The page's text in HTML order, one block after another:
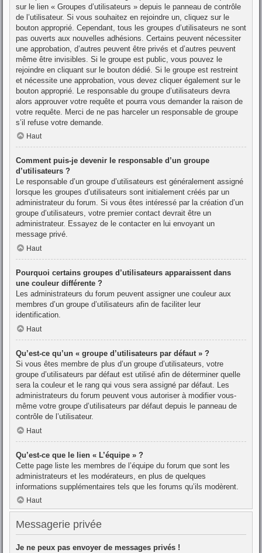
sur le lien « Groupes d’utilisateurs » depuis le panneau de contrôle
de l’utilisateur. Si vous souhaitez en rejoindre un, cliquez sur le
bouton approprié. Cependant, tous les groupes d’utilisateurs ne sont
pas ouverts aux nouvelles adhésions. Certains peuvent nécessiter
une approbation, d’autres peuvent être privés et d’autres peuvent
même être invisibles. Si le groupe est public, vous pouvez le
rejoindre en cliquant sur le bouton dédié. Si le groupe est restreint
et nécessite une approbation, vous devez cliquer également sur le
bouton approprié. Le responsable du groupe d’utilisateurs devra
alors approuver votre requête et pourra vous demander la raison de
votre requête. Merci de ne pas harceler un responsable de groupe
s’il refuse votre demande.
Haut
Comment puis-je devenir le responsable d’un groupe
d’utilisateurs ?
Le responsable d’un groupe d’utilisateurs est généralement assigné
lorsque les groupes d’utilisateurs sont initialement créés par un
administrateur du forum. Si vous êtes intéressé par la création d’un
groupe d’utilisateurs, votre premier contact devrait être un
administrateur. Essayez de le contacter en lui envoyant un
message privé.
Haut
Pourquoi certains groupes d’utilisateurs apparaissent dans
une couleur différente ?
Les administrateurs du forum peuvent assigner une couleur aux
membres d’un groupe d’utilisateurs afin de faciliter leur
identification.
Haut
Qu’est-ce qu’un « groupe d’utilisateurs par défaut » ?
Si vous êtes membre de plus d’un groupe d’utilisateurs, votre
groupe d’utilisateurs par défaut est utilisé afin de déterminer quelle
sera la couleur et le rang qui vous sera assigné par défaut. Les
administrateurs du forum peuvent vous autoriser à modifier vous-
même votre groupe d’utilisateurs par défaut depuis le panneau de
contrôle de l’utilisateur.
Haut
Qu’est-ce que le lien « L’équipe » ?
Cette page liste les membres de l’équipe du forum que sont les
administrateurs et les modérateurs, en plus de quelques
informations supplémentaires tels que les forums qu’ils modèrent.
Haut
Messagerie privée
Je ne peux pas envoyer de messages privés !